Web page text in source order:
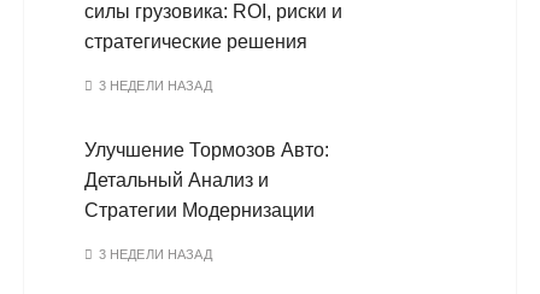
силы грузовика: ROI, риски и
стратегические решения
3 НЕДЕЛИ НАЗАД
Улучшение Тормозов Авто:
Детальный Анализ и
Стратегии Модернизации
3 НЕДЕЛИ НАЗАД